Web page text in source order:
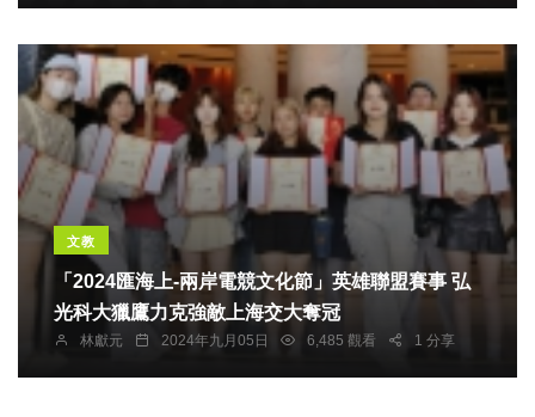
文教
「2024匯海上-兩岸電競文化節」英雄聯盟賽事 弘
光科大獵鷹力克強敵上海交大奪冠
林獻元 2024年九月05日 6,485 觀看 1 分享